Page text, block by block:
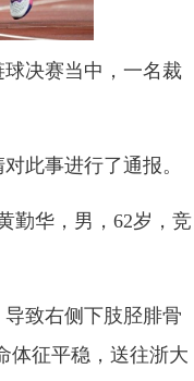
决赛当中，一名裁
此事进行了通报。
华，男，62岁，竞
致右侧下肢胫腓骨
体征平稳，送往浙大